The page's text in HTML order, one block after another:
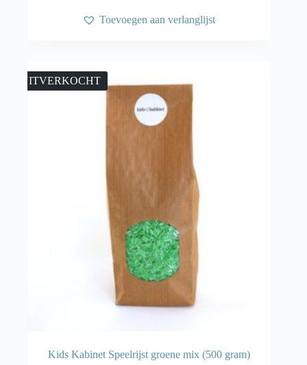
Toevoegen aan verlanglijst
UITVERKOCHT
Kids Kabinet Speelrijst groene mix (500 gram)